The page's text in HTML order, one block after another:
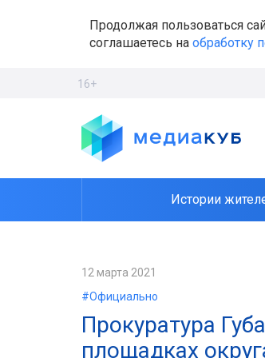
Продолжая пользоваться
соглашаетесь на обработку
16+
Истории
12 марта 2021
#Официально
Прокуратура
площадках